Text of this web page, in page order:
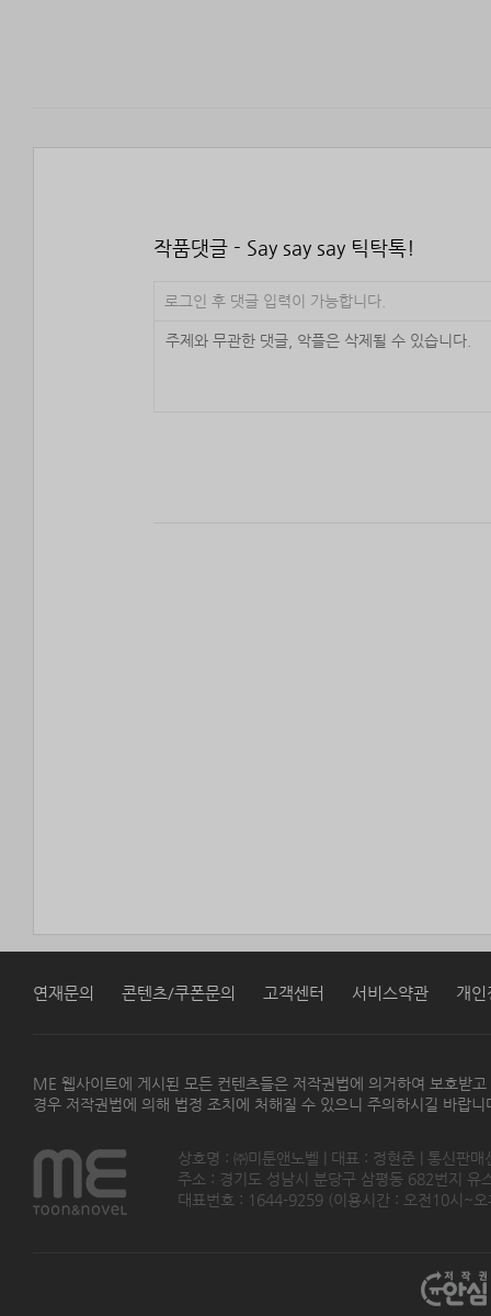
작품댓글 - Say say say 틱탁톡!
로그인 후 댓글 입력이 가능합니다.
연재문의 콘텐츠/쿠폰문의 고객센터 서비스약관 개인
ME 웹사이트에 게시된 모든 컨텐츠들은 저작권법에 의거하여 보호받
경우 저작권법에 의해 법정 조치에 처해질 수 있으니 주의하시길 바랍니
상호명 : ㈜미툰앤노벨 | 대표 : 정현준 | 통신판
주소 : 경기도 성남시 분당구 삼평동 682번지
대표번호 : 1644-9259 (이용시간 : 오전10시~